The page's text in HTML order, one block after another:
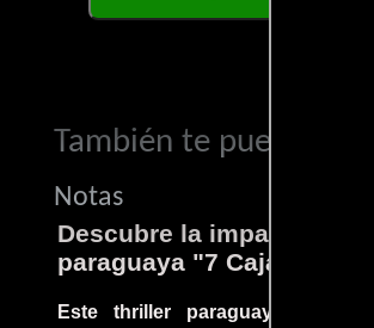
También te puede
Notas
Descubre la impactante
paraguaya "7 Cajas"
Este thriller paraguayo cautivó